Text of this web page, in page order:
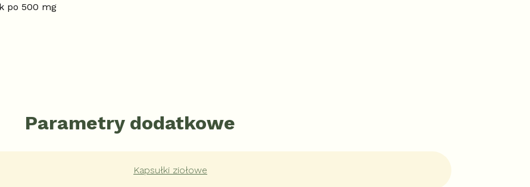
po 500 mg
Parametry dodatkowe
Kapsułki ziołowe